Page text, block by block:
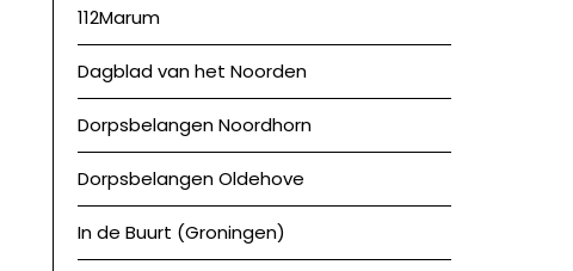
112Marum
Dagblad van het Noorden
Dorpsbelangen Noordhorn
Dorpsbelangen Oldehove
In de Buurt (Groningen)